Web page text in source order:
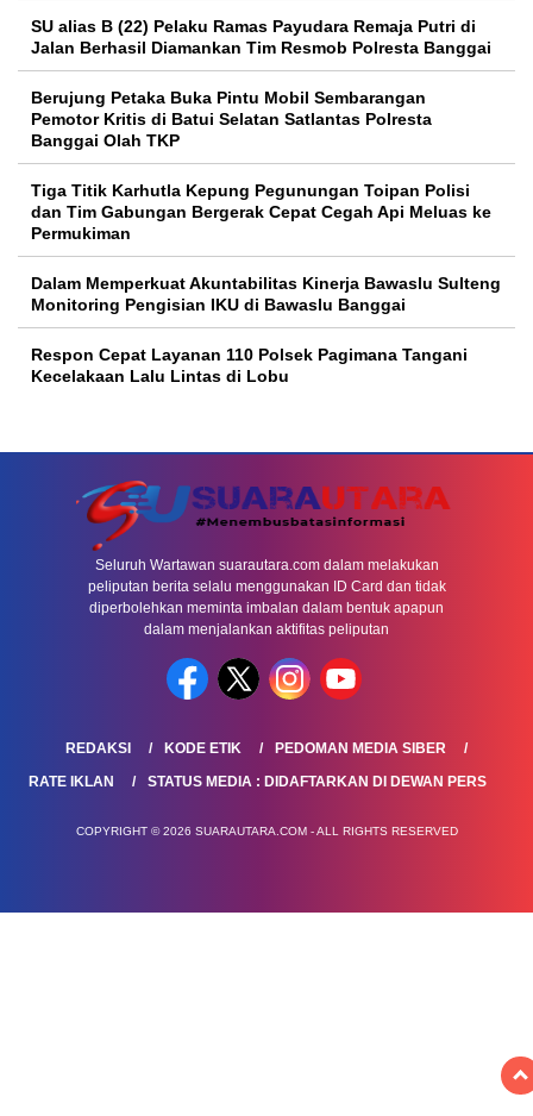
SU alias B (22) Pelaku Ramas Payudara Remaja Putri di
Jalan Berhasil Diamankan Tim Resmob Polresta Banggai
Berujung Petaka Buka Pintu Mobil Sembarangan
Pemotor Kritis di Batui Selatan Satlantas Polresta
Banggai Olah TKP
Tiga Titik Karhutla Kepung Pegunungan Toipan Polisi
dan Tim Gabungan Bergerak Cepat Cegah Api Meluas ke
Permukiman
Dalam Memperkuat Akuntabilitas Kinerja Bawaslu Sulteng
Monitoring Pengisian IKU di Bawaslu Banggai
Respon Cepat Layanan 110 Polsek Pagimana Tangani
Kecelakaan Lalu Lintas di Lobu
Seluruh Wartawan suarautara.com dalam melakukan
peliputan berita selalu menggunakan ID Card dan tidak
diperbolehkan meminta imbalan dalam bentuk apapun
dalam menjalankan aktifitas peliputan
REDAKSI KODE ETIK
PEDOMAN MEDIA SIBER
RATE IKLAN
STATUS MEDIA : DIDAFTARKAN DI DEWAN PERS
COPYRIGHT © 2026 SUARAUTARA.COM - ALL RIGHTS RESERVED